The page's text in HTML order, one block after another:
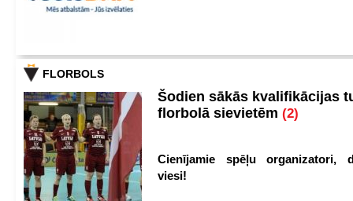
FLORBOLS
Šodien sākās kvalifikācijas
florbolā sievietēm (2)
Cienījamie spēļu organizatori,
viesi!